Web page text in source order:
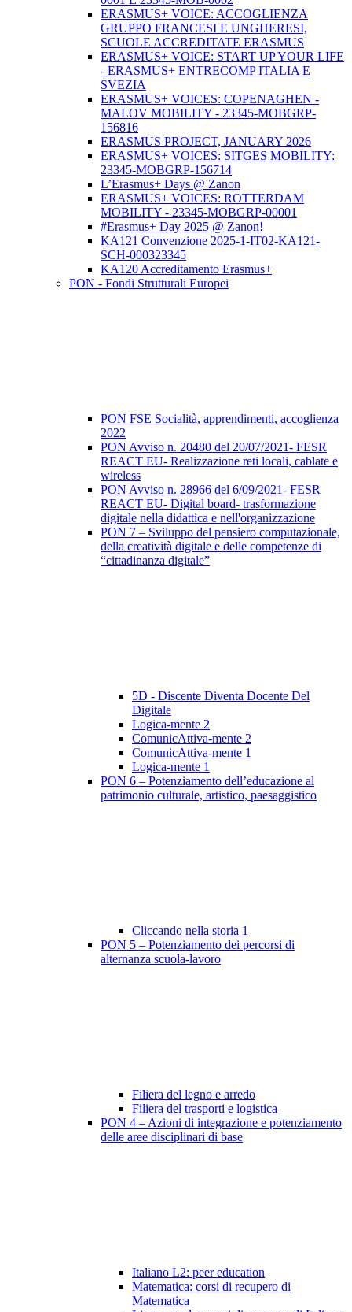
ERASMUS+ VOICE: ACCOGLIENZA
GRUPPO FRANCESI E UNGHERESI,
SCUOLE ACCREDITATE ERASMUS
ERASMUS+ VOICE: START UP YOUR LIFE
- ERASMUS+ ENTRECOMP ITALIA E
SVEZIA
ERASMUS+ VOICES: COPENAGHEN -
MALOV MOBILITY - 23345-MOBGRP-
156816
ERASMUS PROJECT, JANUARY 2026
ERASMUS+ VOICES: SITGES MOBILITY:
23345-MOBGRP-156714
L’Erasmus+ Days @ Zanon
ERASMUS+ VOICES: ROTTERDAM
MOBILITY - 23345-MOBGRP-00001
#Erasmus+ Day 2025 @ Zanon!
KA121 Convenzione 2025-1-IT02-KA121-
SCH-000323345
KA120 Accreditamento Erasmus+
PON - Fondi Strutturali Europei
PON FSE Socialità, apprendimenti, accoglienza
2022
PON Avviso n. 20480 del 20/07/2021- FESR
REACT EU- Realizzazione reti locali, cablate e
wireless
PON Avviso n. 28966 del 6/09/2021- FESR
REACT EU- Digital board- trasformazione
digitale nella didattica e nell'organizzazione
PON 7 – Sviluppo del pensiero computazionale,
della creatività digitale e delle competenze di
“cittadinanza digitale”
5D - Discente Diventa Docente Del
Digitale
Logica-mente 2
ComunicAttiva-mente 2
ComunicAttiva-mente 1
Logica-mente 1
PON 6 – Potenziamento dell’educazione al
patrimonio culturale, artistico, paesaggistico
Cliccando nella storia 1
PON 5 – Potenziamento dei percorsi di
alternanza scuola-lavoro
Filiera del legno e arredo
Filiera del trasporti e logistica
PON 4 – Azioni di integrazione e potenziamento
delle aree disciplinari di base
Italiano L2: peer education
Matematica: corsi di recupero di
Matematica